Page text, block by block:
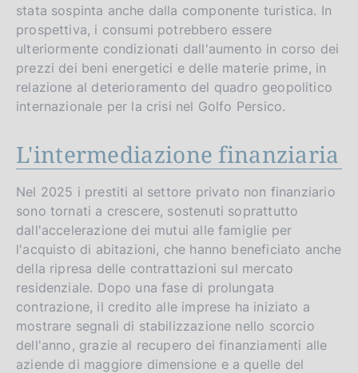
stata sospinta anche dalla componente turistica. In
prospettiva, i consumi potrebbero essere
ulteriormente condizionati dall'aumento in corso dei
prezzi dei beni energetici e delle materie prime, in
relazione al deterioramento del quadro geopolitico
internazionale per la crisi nel Golfo Persico.
L'intermediazione finanziaria
Nel 2025 i prestiti al settore privato non finanziario
sono tornati a crescere, sostenuti soprattutto
dall'accelerazione dei mutui alle famiglie per
l'acquisto di abitazioni, che hanno beneficiato anche
della ripresa delle contrattazioni sul mercato
residenziale. Dopo una fase di prolungata
contrazione, il credito alle imprese ha iniziato a
mostrare segnali di stabilizzazione nello scorcio
dell'anno, grazie al recupero dei finanziamenti alle
aziende di maggiore dimensione e a quelle del